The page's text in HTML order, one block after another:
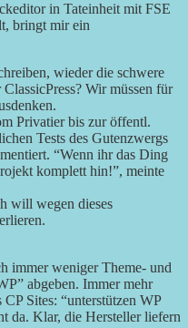
in Tateinheit mit FSE
bringt mir ein
wieder die schwere
Wir müssen für
Privatier bis zur öffentl.
Tests des Gutenzwergs
“Wenn ihr das Ding
komplett hin!”, meinte
will wegen dieses
immer weniger Theme- und
abgeben. Immer mehr
Sites: “unterstützen WP
da. Klar, die Hersteller liefern